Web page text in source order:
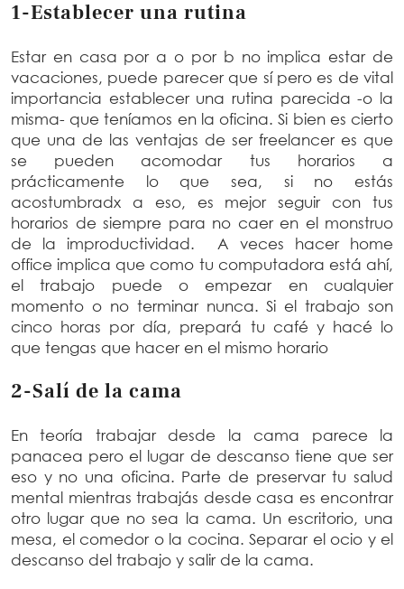
1-Establecer una rutina
Estar en casa por a o por b no implica estar de
vacaciones, puede parecer que sí pero es de vital
importancia establecer una rutina parecida -o la
misma- que teníamos en la oficina. Si bien es cierto
que una de las ventajas de ser freelancer es que
se pueden acomodar tus horarios a
prácticamente lo que sea, si no estás
acostumbradx a eso, es mejor seguir con tus
horarios de siempre para no caer en el monstruo
de la improductividad. A veces hacer home
office implica que como tu computadora está ahí,
el trabajo puede o empezar en cualquier
momento o no terminar nunca. Si el trabajo son
cinco horas por día, prepará tu café y hacé lo
que tengas que hacer en el mismo horario
2-Salí de la cama
En teoría trabajar desde la cama parece la
panacea pero el lugar de descanso tiene que ser
eso y no una oficina. Parte de preservar tu salud
mental mientras trabajás desde casa es encontrar
otro lugar que no sea la cama. Un escritorio, una
mesa, el comedor o la cocina. Separar el ocio y el
descanso del trabajo y salir de la cama.